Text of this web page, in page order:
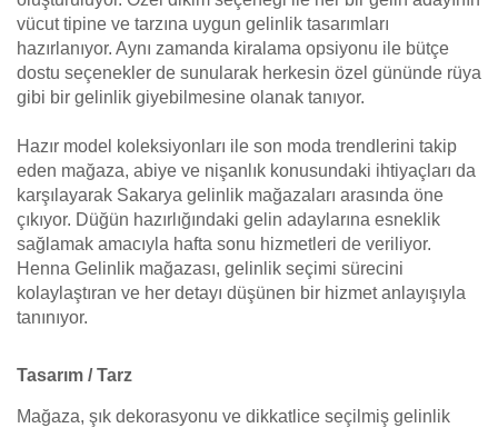
vücut tipine ve tarzına uygun gelinlik tasarımları
hazırlanıyor. Aynı zamanda kiralama opsiyonu ile bütçe
dostu seçenekler de sunularak herkesin özel gününde rüya
gibi bir gelinlik giyebilmesine olanak tanıyor.
Hazır model koleksiyonları ile son moda trendlerini takip
eden mağaza, abiye ve nişanlık konusundaki ihtiyaçları da
karşılayarak Sakarya gelinlik mağazaları arasında öne
çıkıyor. Düğün hazırlığındaki gelin adaylarına esneklik
sağlamak amacıyla hafta sonu hizmetleri de veriliyor.
Henna Gelinlik mağazası, gelinlik seçimi sürecini
kolaylaştıran ve her detayı düşünen bir hizmet anlayışıyla
tanınıyor.
Tasarım / Tarz
Mağaza, şık dekorasyonu ve dikkatlice seçilmiş gelinlik